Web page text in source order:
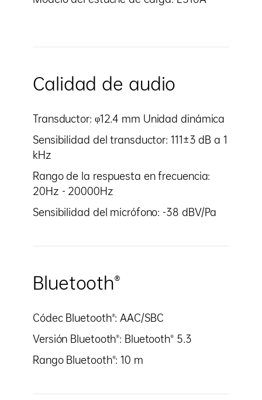
Calidad de audio
Transductor: φ12.4 mm Unidad dinámica
Sensibilidad del transductor: 111±3 dB a 1
kHz
Rango de la respuesta en frecuencia:
20Hz - 20000Hz
Sensibilidad del micrófono: -38 dBV/Pa
Bluetooth®
Códec Bluetooth®: AAC/SBC
Versión Bluetooth®: Bluetooth® 5.3
Rango Bluetooth®: 10 m